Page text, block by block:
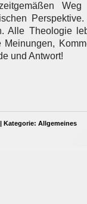
Alle Theologie
und Antwort!
Kategorie: Allgemeines